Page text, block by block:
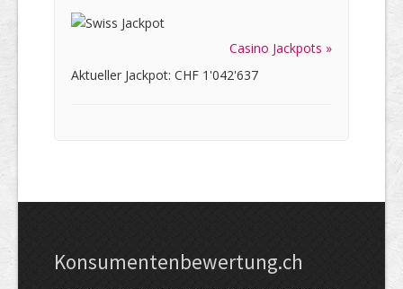
Casino Jackpots »
Aktueller Jackpot: CHF 1'042'637
Kon­su­menten­be­wer­tung.ch